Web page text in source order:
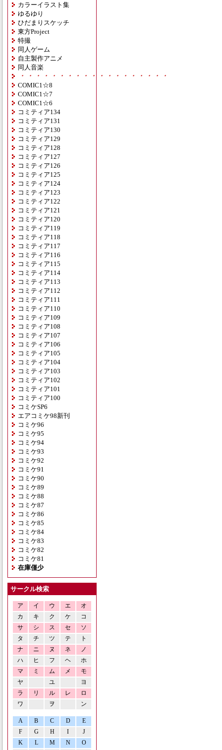
カラーイラスト集
ゆるゆり
ひだまりスケッチ
東方Project
特撮
同人ゲーム
自主製作アニメ
同人音楽
・・・・・・・・・・・・・・・・・・・
COMIC1☆8
COMIC1☆7
COMIC1☆6
コミティア134
コミティア131
コミティア130
コミティア129
コミティア128
コミティア127
コミティア126
コミティア125
コミティア124
コミティア123
コミティア122
コミティア121
コミティア120
コミティア119
コミティア118
コミティア117
コミティア116
コミティア115
コミティア114
コミティア113
コミティア112
コミティア111
コミティア110
コミティア109
コミティア108
コミティア107
コミティア106
コミティア105
コミティア104
コミティア103
コミティア102
コミティア101
コミティア100
コミケSP6
エアコミケ98新刊
コミケ96
コミケ95
コミケ94
コミケ93
コミケ92
コミケ91
コミケ90
コミケ89
コミケ88
コミケ87
コミケ86
コミケ85
コミケ84
コミケ83
コミケ82
コミケ81
在庫僅少
サークル検索
ア イ ウ エ
オ
カ
キ ク ケ
コ
サ
シ ス セ
ソ
タ
チ ツ テ
ト
ナ
ニ ヌ ネ
ノ
ハ
ヒ フ ヘ
ホ
マ
ミ ム メ
モ
ヤ
ユ
ヨ
ラ
リ ル レ
ロ
ワ
ヲ ン
A B C D
E
F
G H I
J
K
L M N O